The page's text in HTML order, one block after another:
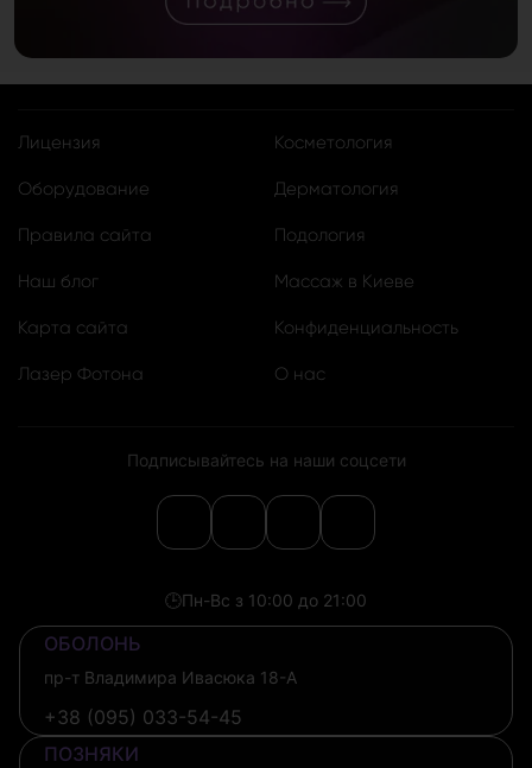
Лицензия
Оборудование
Правила сайта
Наш блог
Карта сайта
Лазер Фотона
Косметология
Дерматология
Подология
Массаж в Киеве
Конфиденциальность
О нас
Подписывайтесь на наши соцсети
🕒Пн-Вс з 10:00 до 21:00
ОБОЛОНЬ
пр-т Владимира Ивасюка 18-А
+38 (095) 033-54-45
ПОЗНЯКИ